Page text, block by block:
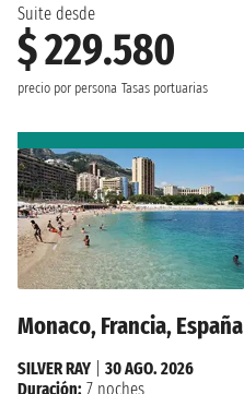
Suite desde
$ 229.580
precio por persona Tasas portuarias
Monaco, Francia, España
SILVER RAY
30 AGO. 2026
Duración: 7 noches